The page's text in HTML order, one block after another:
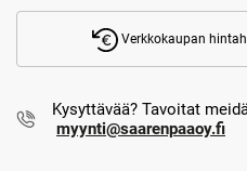
Verkkokaupan
Kysyttävää? Tavoitat
myynti@saarenpaaoy.fi